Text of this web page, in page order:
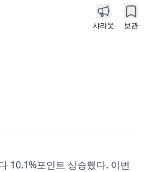
샤라웃 보관
10.1%포인트 상승했다. 이번